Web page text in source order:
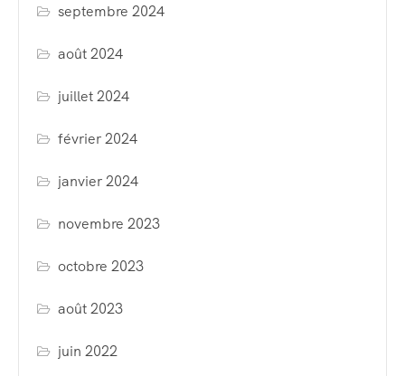
septembre 2024
août 2024
juillet 2024
février 2024
janvier 2024
novembre 2023
octobre 2023
août 2023
juin 2022